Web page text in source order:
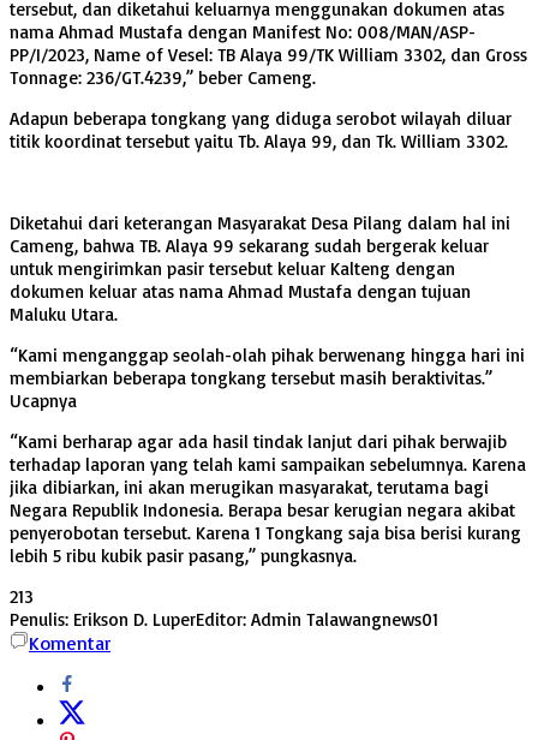
tersebut, dan diketahui keluarnya menggunakan dokumen atas
nama Ahmad Mustafa dengan Manifest No: 008/MAN/ASP-
PP/I/2023, Name of Vesel: TB Alaya 99/TK William 3302, dan Gross
Tonnage: 236/GT.4239,” beber Cameng.
Adapun beberapa tongkang yang diduga serobot wilayah diluar
titik koordinat tersebut yaitu Tb. Alaya 99, dan Tk. William 3302.
Diketahui dari keterangan Masyarakat Desa Pilang dalam hal ini
Cameng, bahwa TB. Alaya 99 sekarang sudah bergerak keluar
untuk mengirimkan pasir tersebut keluar Kalteng dengan
dokumen keluar atas nama Ahmad Mustafa dengan tujuan
Maluku Utara.
“Kami menganggap seolah-olah pihak berwenang hingga hari ini
membiarkan beberapa tongkang tersebut masih beraktivitas.”
Ucapnya
“Kami berharap agar ada hasil tindak lanjut dari pihak berwajib
terhadap laporan yang telah kami sampaikan sebelumnya. Karena
jika dibiarkan, ini akan merugikan masyarakat, terutama bagi
Negara Republik Indonesia. Berapa besar kerugian negara akibat
penyerobotan tersebut. Karena 1 Tongkang saja bisa berisi kurang
lebih 5 ribu kubik pasir pasang,” pungkasnya.
213
Penulis: Erikson D. LuperEditor: Admin Talawangnews01
Komentar